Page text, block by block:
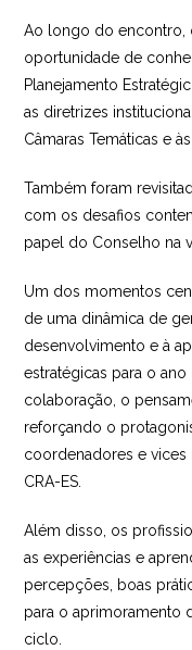
Ao longo do encontro,
oportunidade de
Planejamento
as diretrizes
Câmaras Temáticas e
Também foram
com os desafios
papel do Conselho na
Um dos momentos
de uma dinâmica de
desenvolvimento e à
estratégicas para o
colaboração, o
reforçando o
coordenadores e vices
CRA-ES.
Além disso, os
as experiências e
percepções, boas
para o aprimoramento
ciclo.